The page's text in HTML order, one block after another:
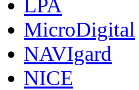
LPA
MicroDigital
NAVIgard
NICE